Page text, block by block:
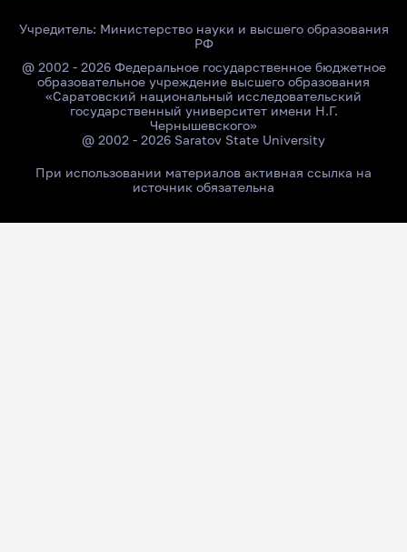
Учредитель: Министерство науки и высшего образования
РФ
@ 2002 - 2026 Федеральное государственное бюджетное
образовательное учреждение высшего образования
«Саратовский национальный исследовательский
государственный университет имени Н.Г.
Чернышевского»
@ 2002 - 2026 Saratov State University
При использовании материалов активная ссылка на
источник обязательна